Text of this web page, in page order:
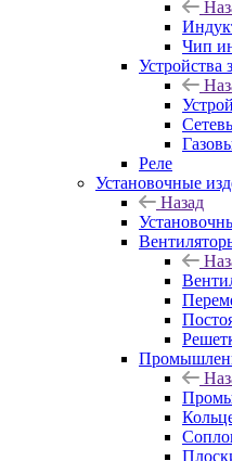
Чип
Устройства
Реле
Установочные
Назад